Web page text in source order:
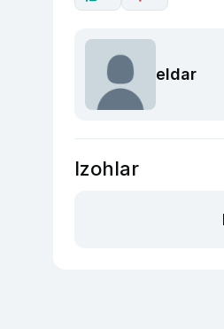
eldar
Izohlar